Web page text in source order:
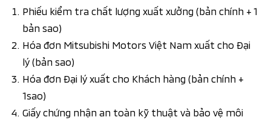
Phiếu kiểm tra chất lượng xuất xưởng (bản chính + 1
bản sao)
Hóa đơn Mitsubishi Motors Việt Nam xuất cho Đại
lý (bản sao)
Hóa đơn Đại lý xuất cho Khách hàng (bản chính +
1sao)
Giấy chứng nhận an toàn kỹ thuật và bảo vệ môi